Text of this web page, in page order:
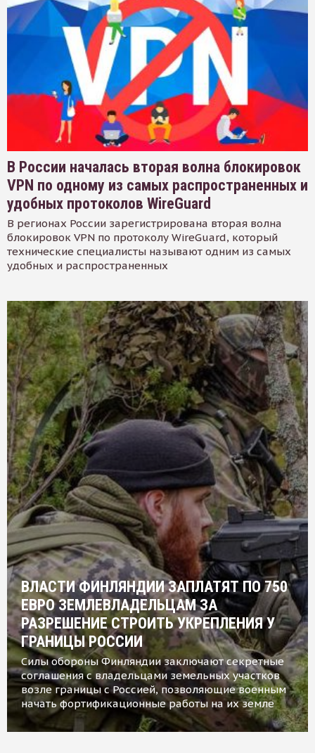
В России началась вторая волна блокировок
VPN по одному из самых распространенных и
удобных протоколов WireGuard
В регионах России зарегистрирована вторая волна
блокировок VPN по протоколу WireGuard, который
технические специалисты называют одним из самых
удобных и распространенных
ВЛАСТИ ФИНЛЯНДИИ ЗАПЛАТЯТ ПО 750
ЕВРО ЗЕМЛЕВЛАДЕЛЬЦАМ ЗА
РАЗРЕШЕНИЕ СТРОИТЬ УКРЕПЛЕНИЯ У
ГРАНИЦЫ РОССИИ
Силы обороны Финляндии заключают секретные
соглашения с владельцами земельных участков
возле границы с Россией, позволяющие военным
начать фортификационные работы на их земле